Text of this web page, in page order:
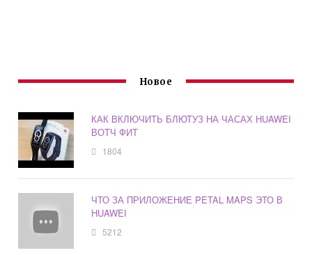
Новое
КАК ВКЛЮЧИТЬ БЛЮТУЗ НА ЧАСАХ HUAWEI
ВОТЧ ФИТ
1804
ЧТО ЗА ПРИЛОЖЕНИЕ PETAL MAPS ЭТО В
HUAWEI
5212